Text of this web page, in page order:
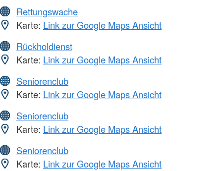
Rettungswache
Karte: Link zur Google Maps Ansicht
Rückholdienst
Karte: Link zur Google Maps Ansicht
Seniorenclub
Karte: Link zur Google Maps Ansicht
Seniorenclub
Karte: Link zur Google Maps Ansicht
Seniorenclub
Karte: Link zur Google Maps Ansicht